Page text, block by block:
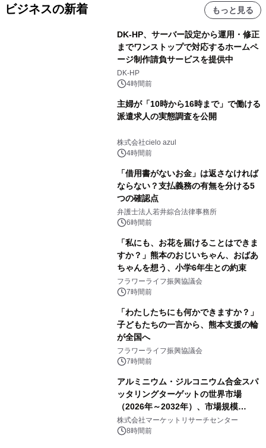
ビジネスの新着 もっと見る
DK-HP、サーバー設定から運用・修正
までワンストップで対応するホームペ
ージ制作請負サービスを提供中
DK-HP
4時間前
主婦が「10時から16時まで」で働ける
派遣求人の実態調査を公開
株式会社cielo azul
4時間前
「借用書がないお金」は返さなければ
ならない？支払義務の有無を分ける5
つの確認点
弁護士法人若井綜合法律事務所
6時間前
「私にも、お花を届けることはできま
すか？」熊本のおじいちゃん、おばあ
ちゃんを想う、小学6年生との約束
フラワーライフ振興協議会
7時間前
「わたしたちにも何かできますか？」
子どもたちの一言から、熊本支援の輪
が全国へ
フラワーライフ振興協議会
7時間前
アルミニウム・ジルコニウム合金スパ
ッタリングターゲットの世界市場
（2026年～2032年）、市場規模
（0.995、0.999、その他）・分析レポ
ートを発表
株式会社マーケットリサーチセンター
8時間前